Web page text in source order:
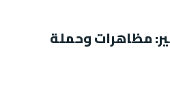
مظاهرات وحملة